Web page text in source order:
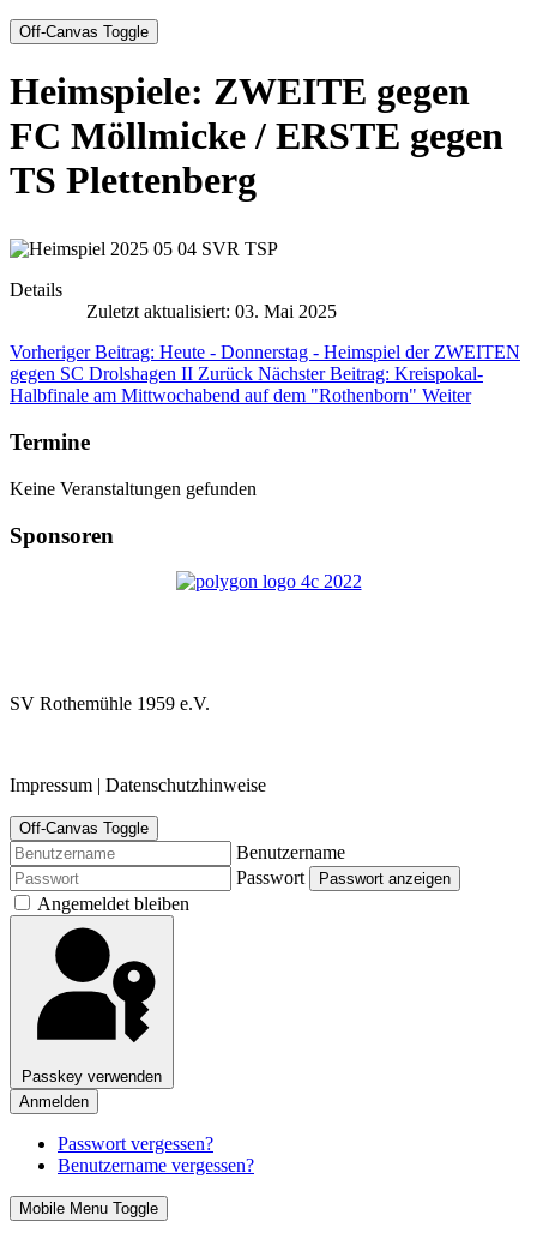
Off-Canvas Toggle
Heimspiele: ZWEITE gegen
FC Möllmicke / ERSTE gegen
TS Plettenberg
Details
Zuletzt aktualisiert: 03. Mai 2025
Vorheriger Beitrag: Heute - Donnerstag - Heimspiel der ZWEITEN
gegen SC Drolshagen II Zurück Nächster Beitrag: Kreispokal-
Halbfinale am Mittwochabend auf dem "Rothenborn" Weiter
Termine
Keine Veranstaltungen gefunden
Sponsoren
SV Rothemühle 1959 e.V.
Impressum | Datenschutzhinweise
Off-Canvas Toggle
Benutzername
Passwort
Passwort anzeigen
Angemeldet bleiben
Passkey verwenden
Anmelden
Passwort vergessen?
Benutzername vergessen?
Mobile Menu Toggle